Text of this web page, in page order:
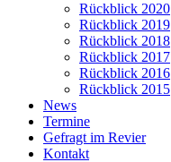
Rückblick 2020
Rückblick 2019
Rückblick 2018
Rückblick 2017
Rückblick 2016
Rückblick 2015
News
Termine
Gefragt im Revier
Kontakt